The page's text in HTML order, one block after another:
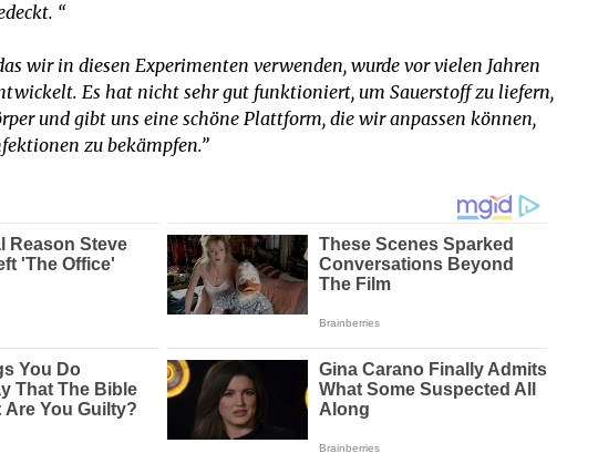
“
wir in diesen Experimenten verwenden, wurde vor vielen Jahren
Es hat nicht sehr gut funktioniert, um Sauerstoff zu liefern,
und gibt uns eine schöne Plattform, die wir anpassen können,
zu bekämpfen.”